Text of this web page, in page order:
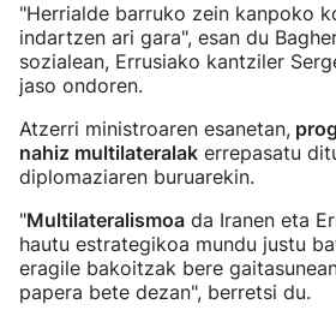
"Herrialde barruko zein kanpoko
indartzen ari gara", esan du
sozialean, Errusiako kantziler
jaso ondoren.
Atzerri ministroaren esanetan,
nahiz multilateralak errepasatu
diplomaziaren buruarekin.
"Multilateralismoa da Iranen eta
hautu estrategikoa mundu justu
eragile bakoitzak bere
papera bete dezan", berretsi du.